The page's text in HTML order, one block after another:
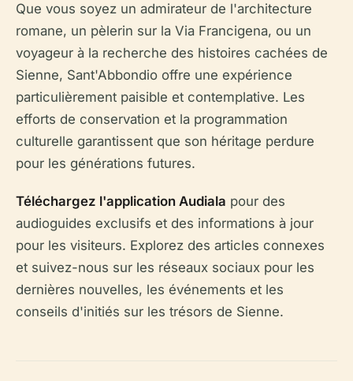
Que vous soyez un admirateur de l'architecture
romane, un pèlerin sur la Via Francigena, ou un
voyageur à la recherche des histoires cachées de
Sienne, Sant'Abbondio offre une expérience
particulièrement paisible et contemplative. Les
efforts de conservation et la programmation
culturelle garantissent que son héritage perdure
pour les générations futures.
Téléchargez l'application Audiala pour des
audioguides exclusifs et des informations à jour
pour les visiteurs. Explorez des articles connexes
et suivez-nous sur les réseaux sociaux pour les
dernières nouvelles, les événements et les
conseils d'initiés sur les trésors de Sienne.